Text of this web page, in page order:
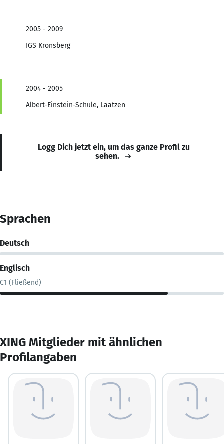
2005 - 2009
IGS Kronsberg
2004 - 2005
Albert-Einstein-Schule, Laatzen
Logg Dich jetzt ein, um das ganze Profil zu
sehen.
Sprachen
Deutsch
Englisch
C1 (Fließend)
XING Mitglieder mit ähnlichen
Profilangaben